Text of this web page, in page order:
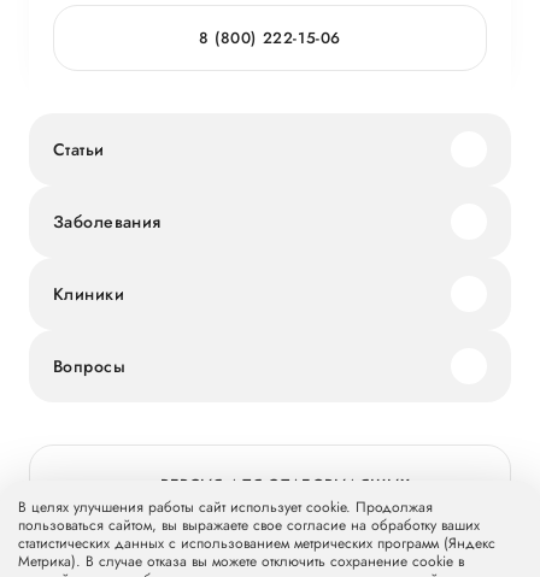
8 (800) 222-15-06
Статьи
Заболевания
Клиники
Вопросы
© 2026 Группа компаний «Мать и дитя» МКПАО «МД Медикал
ВЕРСИЯ ДЛЯ СЛАБОВИДЯЩИХ
В целях улучшения работы сайт использует cookie. Продолжая
пользоваться сайтом, вы выражаете свое согласие на обработку ваших
статистических данных с использованием метрических программ (Яндекс
Метрика). В случае отказа вы можете отключить сохранение cookie в